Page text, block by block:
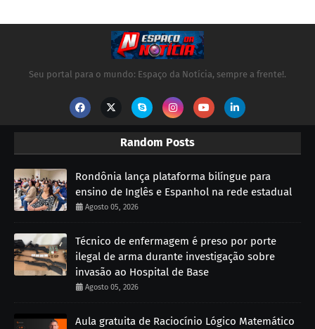
Seu portal para o mundo: Espaço da Notícia, sempre a frente!.
Random Posts
Rondônia lança plataforma bilíngue para
ensino de Inglês e Espanhol na rede estadual
Agosto 05, 2026
Técnico de enfermagem é preso por porte
ilegal de arma durante investigação sobre
invasão ao Hospital de Base
Agosto 05, 2026
Aula gratuita de Raciocínio Lógico Matemático